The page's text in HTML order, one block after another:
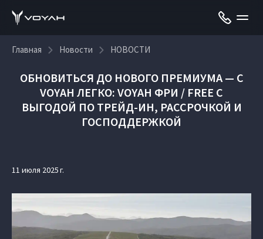
Главная Новости НОВОСТИ
ОБНОВИТЬСЯ ДО НОВОГО ПРЕМИУМА — С
VOYAH ЛЕГКО: VOYAH ФРИ / FREE С
ВЫГОДОЙ ПО ТРЕЙД-ИН, РАССРОЧКОЙ И
ГОСПОДДЕРЖКОЙ
11 июля 2025 г.